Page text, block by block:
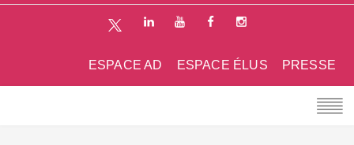
PRESSE
ESPACE ÉLUS
ESPACE AD